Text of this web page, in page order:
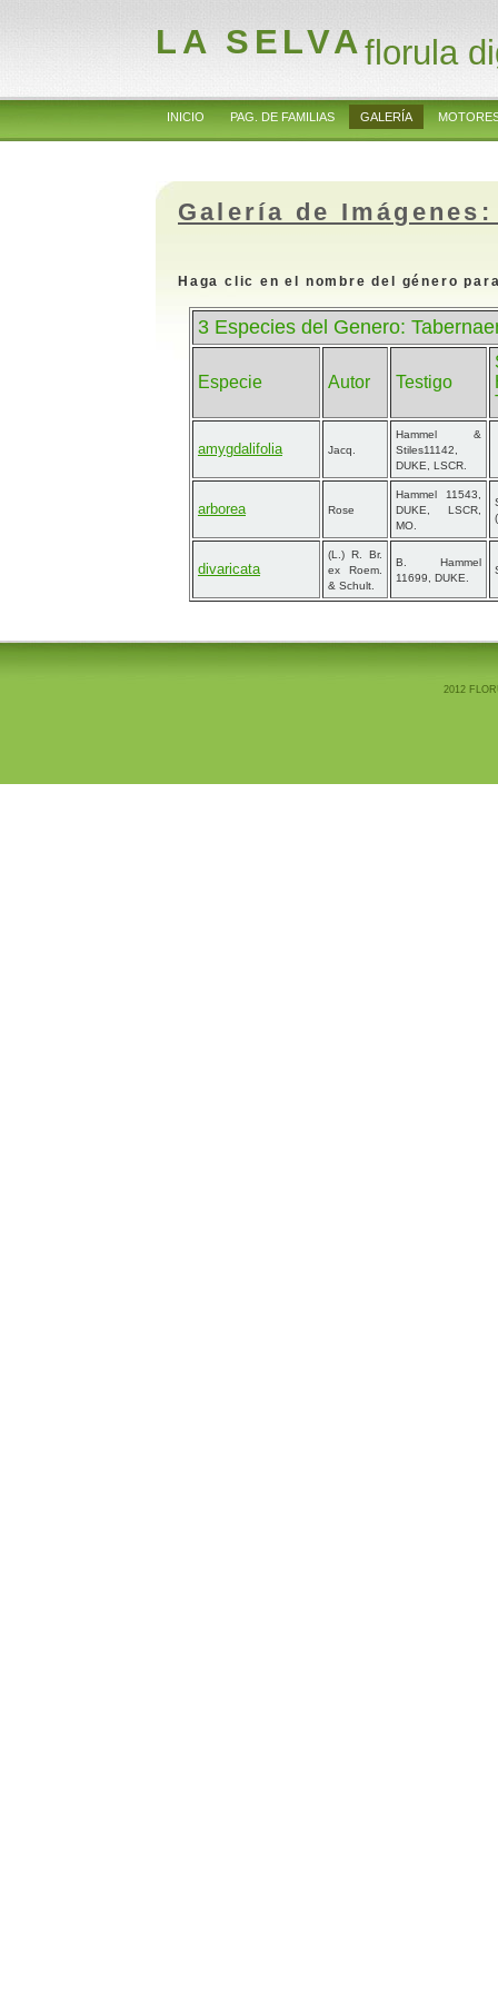
LA SELVAflorula
INICIO PAG. DE FAMILIAS GALERÍA
Galería de
Haga clic en el nombre del género
3 Especies del Genero:
Especie Autor Testigo
amygdalifolia Jacq.
Hammel &
Stiles11142,
DUKE, LSCR.
arborea Rose
Hammel 11543,
DUKE, LSCR,
MO.
divaricata
(L.) R. Br.
ex Roem.
& Schult.
B. Hammel
11699, DUKE.
2012